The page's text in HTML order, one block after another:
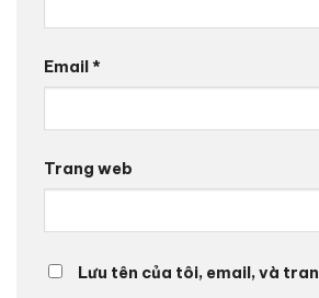
Email*
Trang web
Lưu tên của tôi, email, và